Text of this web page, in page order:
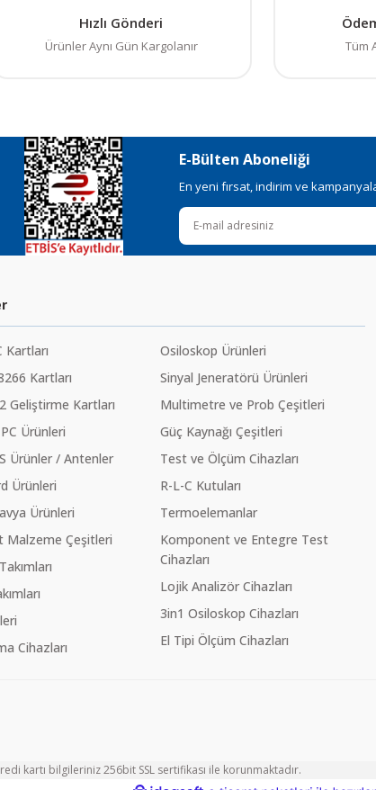
Hızlı Gönderi
Ürünler Aynı Gün Kargolanır Tüm
E-Bülten Aboneliği
En yeni fırsat, indirim ve
Kartları
Kartları
Geliştirme Kartları
Ürünleri
Ürünler / Antenler
Ürünleri
Ürünleri
Malzeme Çeşitleri
Cihazları
Osiloskop Ürünleri
Sinyal Jeneratörü Ürünleri
Multimetre ve Prob Çeşitleri
Güç Kaynağı Çeşitleri
Test ve Ölçüm Cihazları
R-L-C Kutuları
Termoelemanlar
Komponent ve Entegre Test
Cihazları
Lojik Analizör Cihazları
3in1 Osiloskop Cihazları
El Tipi Ölçüm Cihazları
kartı bilgileriniz 256bit SSL sertifikası ile korunmaktadır.